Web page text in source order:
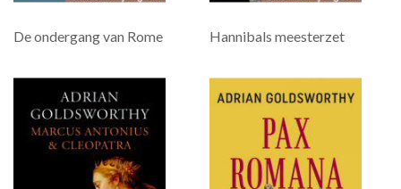
De ondergang van Rome Hannibals meesterzet